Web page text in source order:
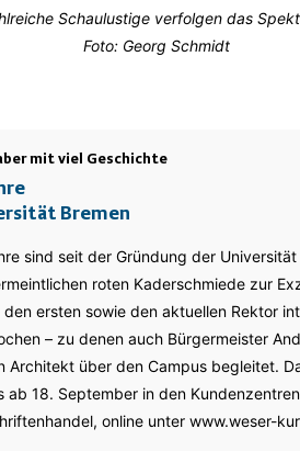
Schaulustige verfolgen das
Foto: Georg Schmidt
mit viel Geschichte
Bremen
sind seit der Gründung der
roten Kaderschmiede zur
den ersten sowie den aktuellen Rektor
– zu denen auch Bürgermeister
Architekt über den Campus begleitet.
ab 18. September in den ­Kundenzentren
online unter www.weser-